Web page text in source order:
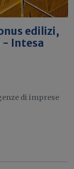
edilizi,
- Intesa
di imprese